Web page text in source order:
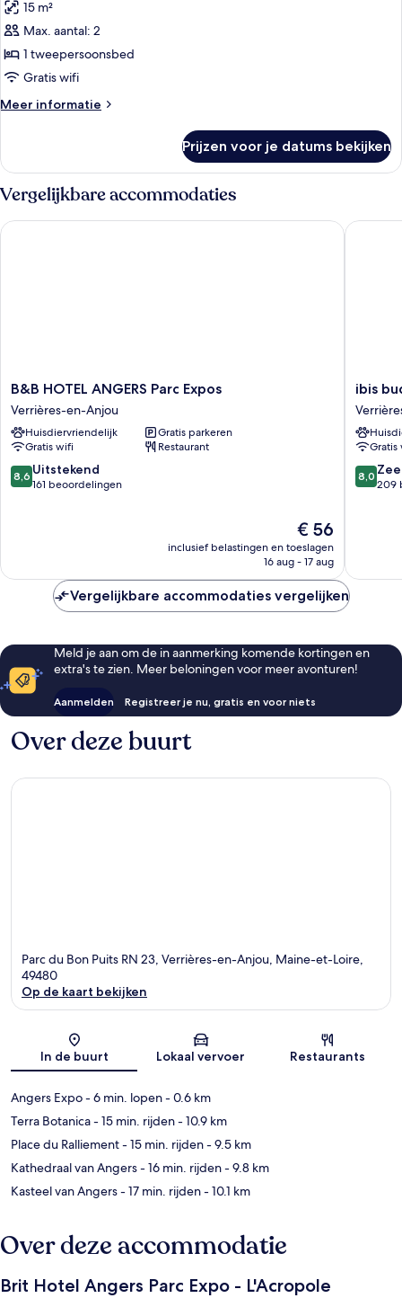
voor
Double
standard
laden
15 m²
Max. aantal: 2
1 tweepersoonsbed
Gratis wifi
Meer informatie
Meer
standard
Prijzen voor je datums bekijken
Vergelijkbare accommodaties
B&B
HOTEL
ANGERS
Parc
Expos
Verrières-
en-
B&B HOTEL ANGERS Parc Expos
Verrières-en-Anjou
Huisdiervriendelijk
Gratis parkeren
Gratis wifi
Restaurant
8.6
van
8,6 Uitstekend
161 beoordelingen
De
prijs
€ 56
inclusief belastingen en toeslagen
16 aug - 17 aug
B&B HOTEL ANGERS Parc Expos
ibis
budget
Angers
Parc
des
ibis
Gratis
8.0
van
8,0
209
ibis
Vergelijkbare accommodaties vergelijken
Meld je aan om de in aanmerking komende kortingen en
extra's te zien. Meer beloningen voor meer avonturen!
Aanmelden Registreer je nu, gratis en voor niets
Over deze buurt
Parc du Bon Puits RN 23, Verrières-en-Anjou, Maine-et-Loire,
49480
Op de kaart bekijken
In de buurt Lokaal vervoer Restaurants
Angers Expo- 6 min. lopen- 0.6 km
Terra Botanica- 15 min. rijden- 10.9 km
Place du Ralliement- 15 min. rijden- 9.5 km
Kathedraal van Angers- 16 min. rijden- 9.8 km
Kasteel van Angers- 17 min. rijden- 10.1 km
Over deze accommodatie
Brit Hotel Angers Parc Expo - L'Acropole